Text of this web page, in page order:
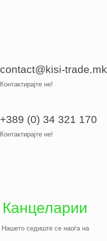
contact@kisi-trade.mk
Контактирајте не!
+389 (0) 34 321 170
Контактирајте не!
Канцеларии
Нашето седиште се наоѓа на